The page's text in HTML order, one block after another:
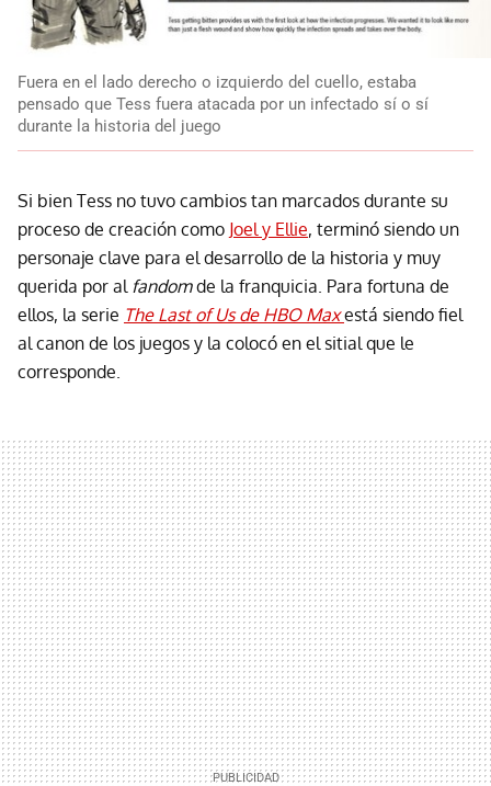
Fuera en el lado derecho o izquierdo del cuello, estaba
pensado que Tess fuera atacada por un infectado sí o sí
durante la historia del juego
Si bien Tess no tuvo cambios tan marcados durante su
proceso de creación como Joel y Ellie, terminó siendo un
personaje clave para el desarrollo de la historia y muy
querida por al fandomde la franquicia. Para fortuna de
ellos, la serie The Last of Us de HBO Maxestá siendo fiel
al canon de los juegos y la colocó en el sitial que le
corresponde.